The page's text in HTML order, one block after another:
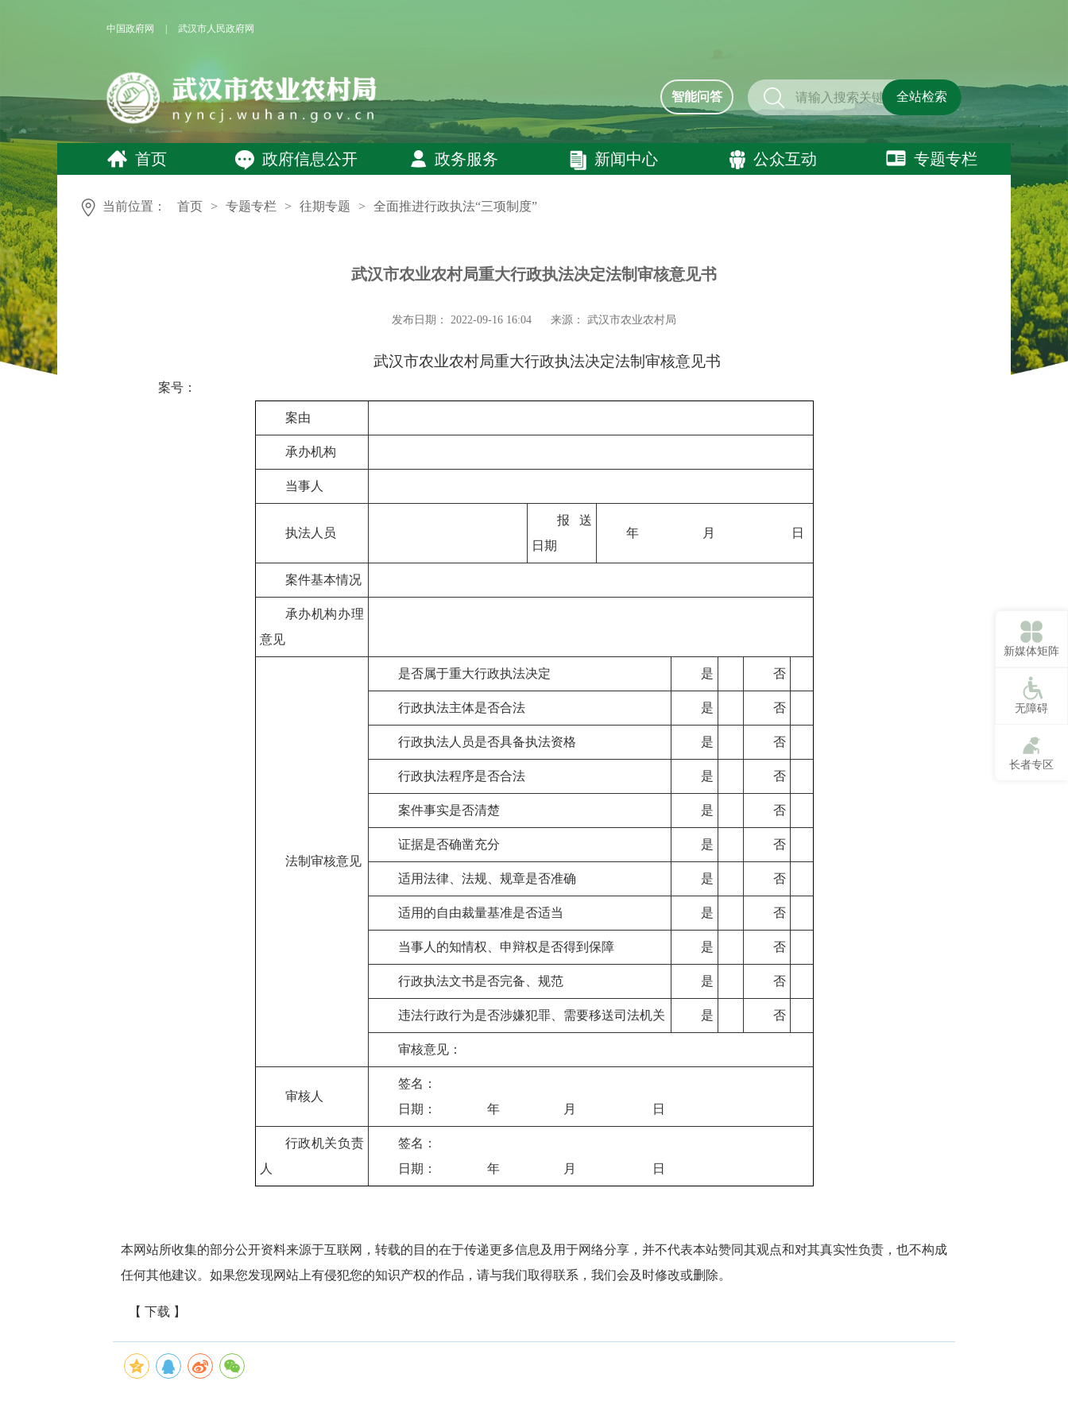
中国政府网 武汉市人民政府网
智能问答 全站检索
首页 政府信息公开 政务服务 新闻中心 公众互动 专题专栏
当前位置： 首页 > 专题专栏 > 往期专题 > 全面推进行政执法“三项制度”
武汉市农业农村局重大行政执法决定法制审核意见书
发布日期： 2022-09-16 16:04 来源： 武汉市农业农村局
武汉市农业农村局重大行政执法决定法制审核意见书
案号：
案由
承办机构
当事人
执法人员
报送
日期
年 月 日
案件基本情况
承办机构办理
意见
法制审核意见
是否属于重大行政执法决定 是 否
行政执法主体是否合法 是 否
行政执法人员是否具备执法资格 是 否
行政执法程序是否合法 是 否
案件事实是否清楚 是 否
证据是否确凿充分 是 否
适用法律、法规、规章是否准确 是 否
适用的自由裁量基准是否适当 是 否
当事人的知情权、申辩权是否得到保障 是 否
行政执法文书是否完备、规范 是 否
违法行政行为是否涉嫌犯罪、需要移送司法机关 是 否
审核意见：
审核人
签名：
日期： 年 月 日
行政机关负责
人
签名：
日期： 年 月 日
本网站所收集的部分公开资料来源于互联网，转载的目的在于传递更多信息及用于网络分享，并不代表本站赞同其观点和对其真实性负责，也不构成
任何其他建议。如果您发现网站上有侵犯您的知识产权的作品，请与我们取得联系，我们会及时修改或删除。
【 下载 】
新媒体矩阵
无障碍
长者专区